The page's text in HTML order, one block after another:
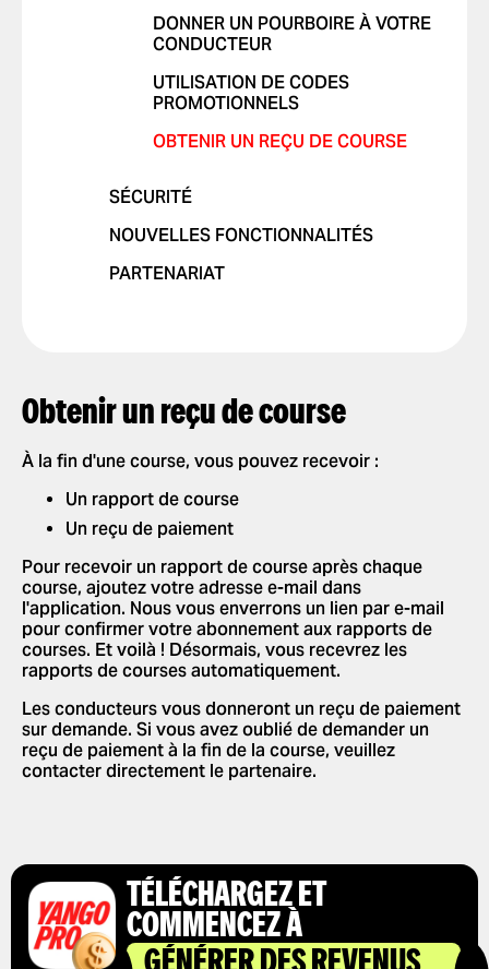
MODIFIER LES LANGUES DANS
L'APPLICATION
SUPPRIMER L'HISTORIQUE
DONNER UN POURBOIRE À VOTRE
CONDUCTEUR
UTILISATION DE CODES
PROMOTIONNELS
OBTENIR UN REÇU DE COURSE
SÉCURITÉ
NOUVELLES FONCTIONNALITÉS
PARTENARIAT
Obtenir un reçu de course
À la fin d'une course, vous pouvez recevoir :
Un rapport de course
Un reçu de paiement
Pour recevoir un rapport de course après chaque
course, ajoutez votre adresse e-mail dans
l'application. Nous vous enverrons un lien par e-mail
pour confirmer votre abonnement aux rapports de
courses. Et voilà ! Désormais, vous recevrez les
rapports de courses automatiquement.
Les conducteurs vous donneront un reçu de paiement
sur demande. Si vous avez oublié de demander un
reçu de paiement à la fin de la course, veuillez
contacter directement le partenaire.
TÉLÉCHARGEZ ET
COMMENCEZ À